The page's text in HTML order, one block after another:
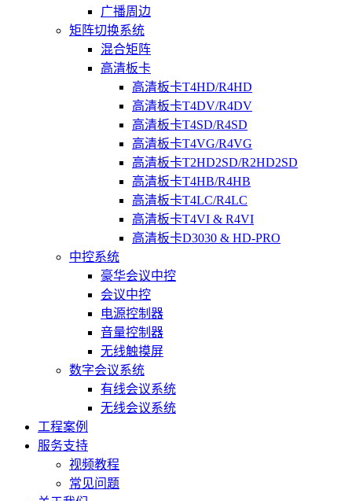
广播周边
矩阵切换系统
混合矩阵
高清板卡
高清板卡T4HD/R4HD
高清板卡T4DV/R4DV
高清板卡T4SD/R4SD
高清板卡T4VG/R4VG
高清板卡T2HD2SD/R2HD2SD
高清板卡T4HB/R4HB
高清板卡T4LC/R4LC
高清板卡T4VI & R4VI
高清板卡D3030 & HD-PRO
中控系统
豪华会议中控
会议中控
电源控制器
音量控制器
无线触摸屏
数字会议系统
有线会议系统
无线会议系统
工程案例
服务支持
视频教程
常见问题